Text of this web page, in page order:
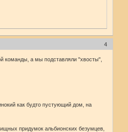
4
команды, а мы подставляли "хвосты",
как будто пустующий дом, на
придумок альбионских безумцев,